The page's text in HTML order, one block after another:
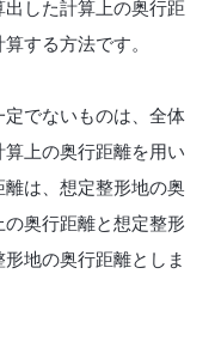
した計算上の奥行距
する方法です。
でないものは、全体
上の奥行距離を用い
は、想定整形地の奥
奥行距離と想定整形
地の奥行距離としま